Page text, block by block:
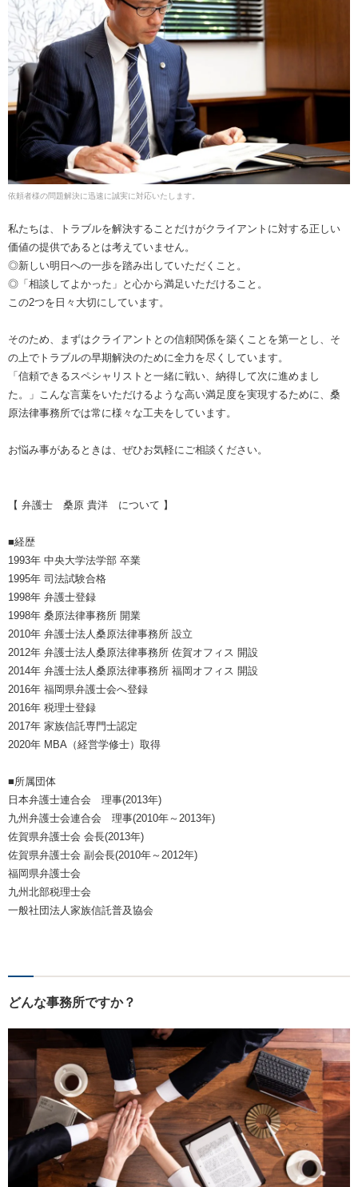
依頼者様の問題解決に迅速に誠実に対応いたします。
私たちは、トラブルを解決することだけがクライアントに対する正しい
価値の提供であるとは考えていません。
◎新しい明日への一歩を踏み出していただくこと。
◎「相談してよかった」と心から満足いただけること。
この2つを日々大切にしています。
そのため、まずはクライアントとの信頼関係を築くことを第一とし、そ
の上でトラブルの早期解決のために全力を尽くしています。
「信頼できるスペシャリストと一緒に戦い、納得して次に進めまし
た。」こんな言葉をいただけるような高い満足度を実現するために、桑
原法律事務所では常に様々な工夫をしています。
お悩み事があるときは、ぜひお気軽にご相談ください。
【 弁護士 桑原 貴洋 について 】
■経歴
1993年 中央大学法学部 卒業
1995年 司法試験合格
1998年 弁護士登録
1998年 桑原法律事務所 開業
2010年 弁護士法人桑原法律事務所 設立
2012年 弁護士法人桑原法律事務所 佐賀オフィス 開設
2014年 弁護士法人桑原法律事務所 福岡オフィス 開設
2016年 福岡県弁護士会へ登録
2016年 税理士登録
2017年 家族信託専門士認定
2020年 MBA（経営学修士）取得
■所属団体
日本弁護士連合会 理事(2013年)
九州弁護士会連合会 理事(2010年～2013年)
佐賀県弁護士会 会長(2013年)
佐賀県弁護士会 副会長(2010年～2012年)
福岡県弁護士会
九州北部税理士会
一般社団法人家族信託普及協会
どんな事務所ですか？